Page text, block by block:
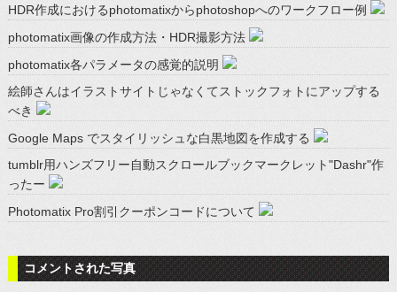
HDR作成におけるphotomatixからphotoshopへのワークフロー例
photomatix画像の作成方法・HDR撮影方法
photomatix各パラメータの感覚的説明
絵師さんはイラストサイトじゃなくてストックフォトにアップする
べき
Google Maps でスタイリッシュな白黒地図を作成する
tumblr用ハンズフリー自動スクロールブックマークレット"Dashr"作
ったー
Photomatix Pro割引クーポンコードについて
コメントされた写真